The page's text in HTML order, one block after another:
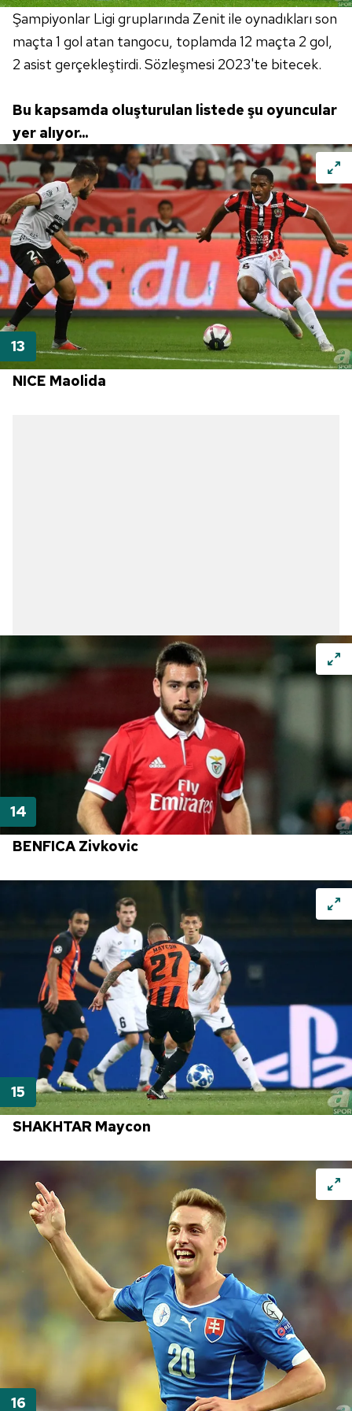
Şampiyonlar Ligi gruplarında Zenit ile oynadıkları son
maçta 1 gol atan tangocu, toplamda 12 maçta 2 gol,
2 asist gerçekleştirdi. Sözleşmesi 2023'te bitecek.
Bu kapsamda oluşturulan listede şu oyuncular
yer alıyor...
NICE Maolida
BENFICA Zivkovic
SHAKHTAR Maycon